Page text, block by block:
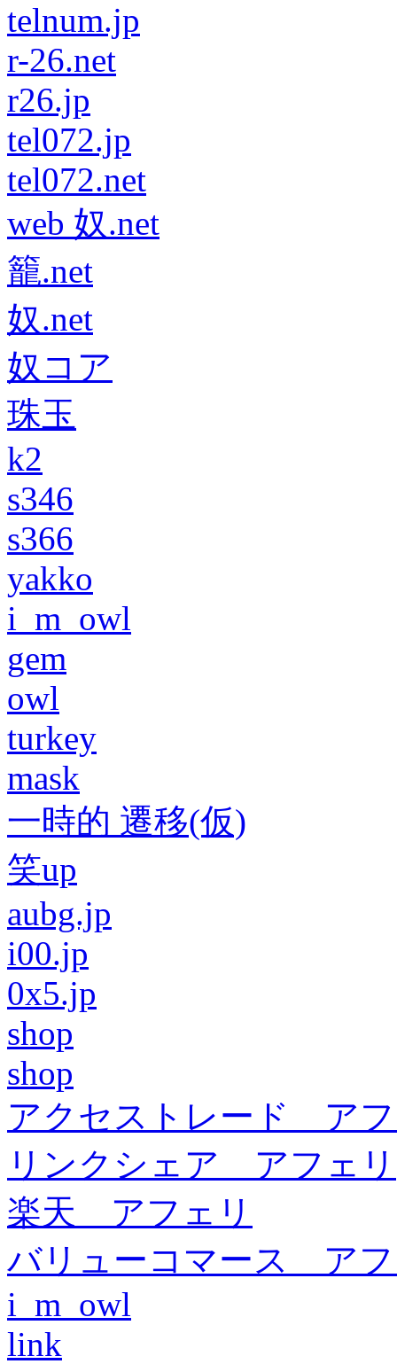
telnum.jp
r-26.net
r26.jp
tel072.jp
tel072.net
web 奴.net
籠.net
奴.net
奴コア
珠玉
k2
s346
s366
yakko
i_m_owl
gem
owl
turkey
mask
一時的 遷移(仮)
笑up
aubg.jp
i00.jp
0x5.jp
shop
shop
アクセストレード ア
リンクシェア アフェリ
楽天 アフェリ
バリューコマース ア
i_m_owl
link